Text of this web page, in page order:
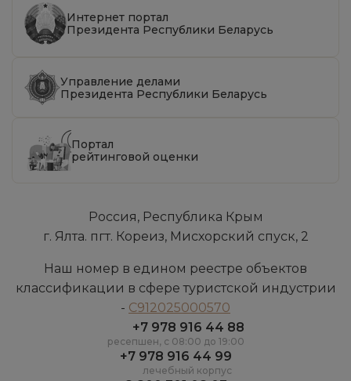
Интернет портал
Президента Республики Беларусь
Управление делами
Президента Республики Беларусь
Портал
рейтинговой оценки
Россия, Республика Крым
г. Ялта. пгт. Кореиз, Мисхорский спуск, 2
Наш номер в едином реестре объектов
классификации в сфере туристской индустрии
- С912025000570
+7 978 916 44 88
ресепшен, c 08:00 до 19:00
+7 978 916 44 99
лечебный корпус